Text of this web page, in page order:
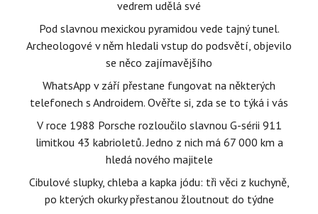
vedrem udělá své
Pod slavnou mexickou pyramidou vede tajný tunel.
Archeologové v něm hledali vstup do podsvětí, objevilo
se něco zajímavějšího
WhatsApp v září přestane fungovat na některých
telefonech s Androidem. Ověřte si, zda se to týká i vás
V roce 1988 Porsche rozloučilo slavnou G-sérii 911
limitkou 43 kabrioletů. Jedno z nich má 67 000 km a
hledá nového majitele
Cibulové slupky, chleba a kapka jódu: tři věci z kuchyně,
po kterých okurky přestanou žloutnout do týdne